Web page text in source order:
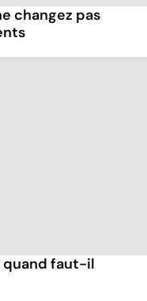
changez pas
quand faut-il